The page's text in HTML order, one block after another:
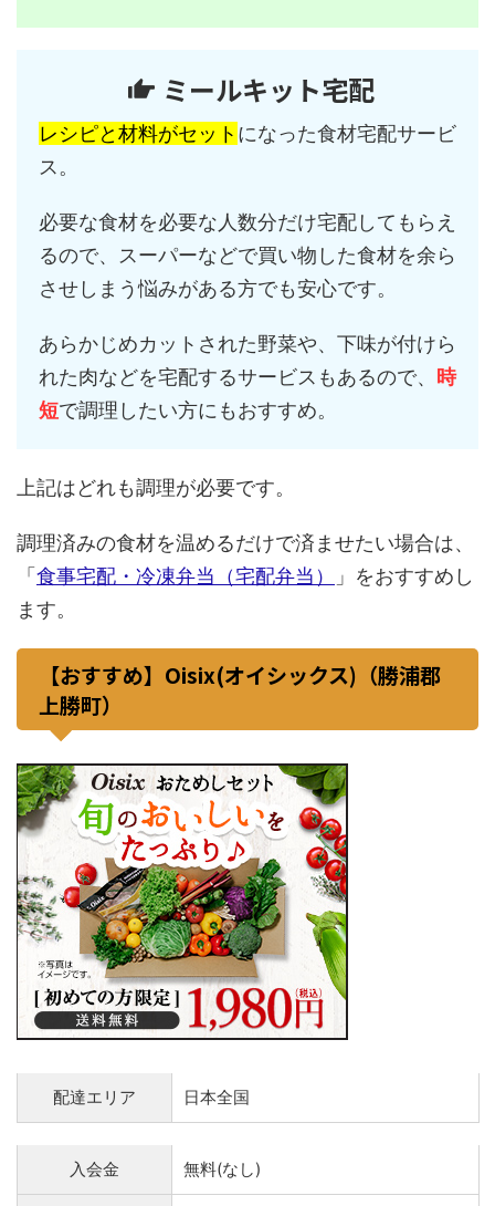
ミールキット宅配
レシピと材料がセット になった食材宅配サービ
ス。
必要な食材を必要な人数分だけ宅配してもらえ
るので、スーパーなどで買い物した食材を余ら
させしまう悩みがある方でも安心です。
あらかじめカットされた野菜や、下味が付けら
れた肉などを宅配するサービスもあるので、
時
短で調理したい方にもおすすめ。
上記はどれも調理が必要です。
調理済みの食材を温めるだけで済ませたい場合は、
「 食事宅配・冷凍弁当（宅配弁当）
」をおすすめし
ます。
【おすすめ】Oisix(オイシックス)（勝浦郡
上勝町）
配達エリア 日本全国
入会金 無料(なし)